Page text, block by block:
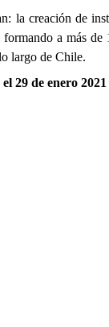
la creación de
a más
largo de Chile.
29 de enero 2021